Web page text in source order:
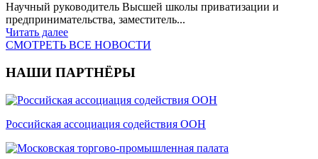
Научный руководитель Высшей школы приватизации и
предпринимательства, заместитель...
Читать далее
СМОТРЕТЬ ВСЕ НОВОСТИ
НАШИ ПАРТНЁРЫ
Российская ассоциация содействия ООН